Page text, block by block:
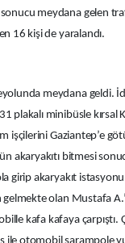
sonucu meydana gelen
16 kişi de yaralandı.
meydana geldi.
plakalı minibüsle kırsal
işçilerini Gaziantep’e
akaryakıtı bitmesi
girip akaryakıt
olan Mustafa
kafa kafaya çarpıştı.